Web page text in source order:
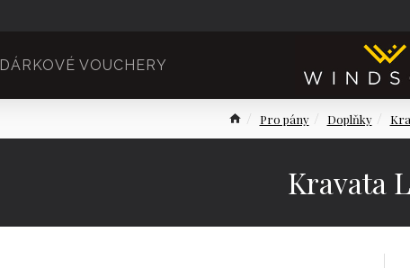
DÁRKOVÉ VOUCHERY
Pro pány Doplňky
Kravata